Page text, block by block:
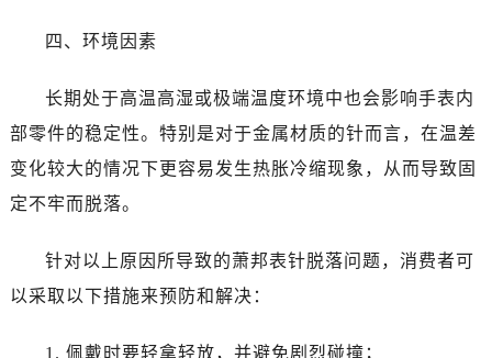
四、环境因素
长期处于高温高湿或极端温度环境中也会影响手表内
部零件的稳定性。特别是对于金属材质的针而言，在温差
变化较大的情况下更容易发生热胀冷缩现象，从而导致固
定不牢而脱落。
针对以上原因所导致的萧邦表针脱落问题，消费者可
以采取以下措施来预防和解决：
1. 佩戴时要轻拿轻放，并避免剧烈碰撞；